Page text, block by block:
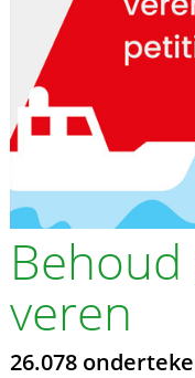
veren
26.078